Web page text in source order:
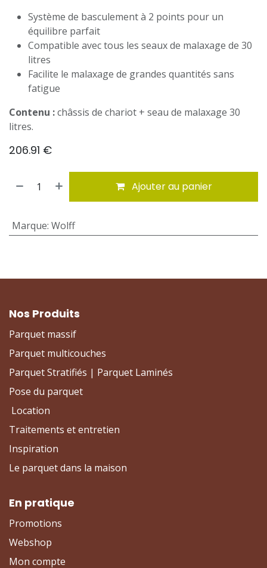
Système de basculement à 2 points pour un
équilibre parfait
Compatible avec tous les seaux de malaxage de 30
litres
Facilite le malaxage de grandes quantités sans
fatigue
Contenu :châssis de chariot + seau de malaxage 30
litres.
206.91 €
Ajouter au panier
Marque: Wolff
Nos Produits
Parquet massif
Parquet multicouches
Parquet Stratifiés | Parquet Laminés
Pose du parquet
Location
Traitements et entretien
Inspiration
Le parquet dans la maison
En pratique
Promotions
Webshop
Mon compte